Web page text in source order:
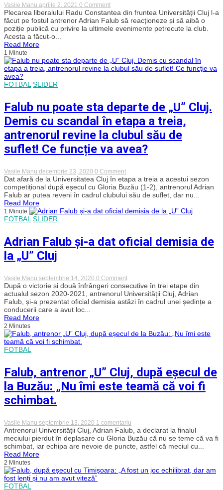
sau
prin
interpuși”
Vasile Manu aprilie 2, 2021 0 Commenton
Revolta
lui
Falub:
„Nocivitatea
la
‘U’
se
Plecarea liberalului Radu Constantea din fruntea Universității Cluj l-a
făcut pe fostul antrenor Adrian Falub să reacționeze și să aibă o
poziție publică cu privire la ultimele evenimente petrecute la club.
Acesta a făcut-o...
Read More
1 Minute
FOTBAL SLIDER
Falub nu poate sta departe de „U” Cluj.
Demis cu scandal în etapa a treia,
antrenorul revine la clubul său de
suflet! Ce funcție va avea?
Vasile Manu decembrie 23, 2020 0 Commenton
Falub
nu
poate
sta
de
cu
scandal
treia,
antrenorul
revine
la
clubul
Ce
funcție
Dat afară de la Universitatea Cluj în etapa a treia a acestui sezon
competițional după eșecul cu Gloria Buzău (1-2), antrenorul Adrian
Falub ar putea reveni în cadrul clubului său de suflet, dar nu...
Read More
1 Minute
FOTBAL SLIDER
Adrian Falub și-a dat oficial demisia de
la „U” Cluj
Vasile Manu septembrie 14, 2020 0 Commenton
Adrian
Falub
și-
a
de
După o victorie și două înfrângeri consecutive în trei etape din
actualul sezon 2020-2021, antrenorul Universității Cluj, Adrian
Falub, și-a prezentat oficial demisia astăzi în cadrul unei ședințe a
conducerii care a avut loc...
Read More
2 Minutes
FOTBAL
Falub, antrenor „U” Cluj, după eșecul de
la Buzău: „Nu îmi este teamă că voi fi
schimbat.
Vasile Manu septembrie 13, 2020 1 comentariu
Falub,
antrenor
„U”
Cluj,
de
Antrenorul Universității Cluj, Adrian Falub, a declarat la finalul
meciului pierdut în deplasare cu Gloria Buzău că nu se teme că va fi
schimbat, iar echipa are nevoie de puncte, astfel că meciul cu...
Read More
2 Minutes
FOTBAL